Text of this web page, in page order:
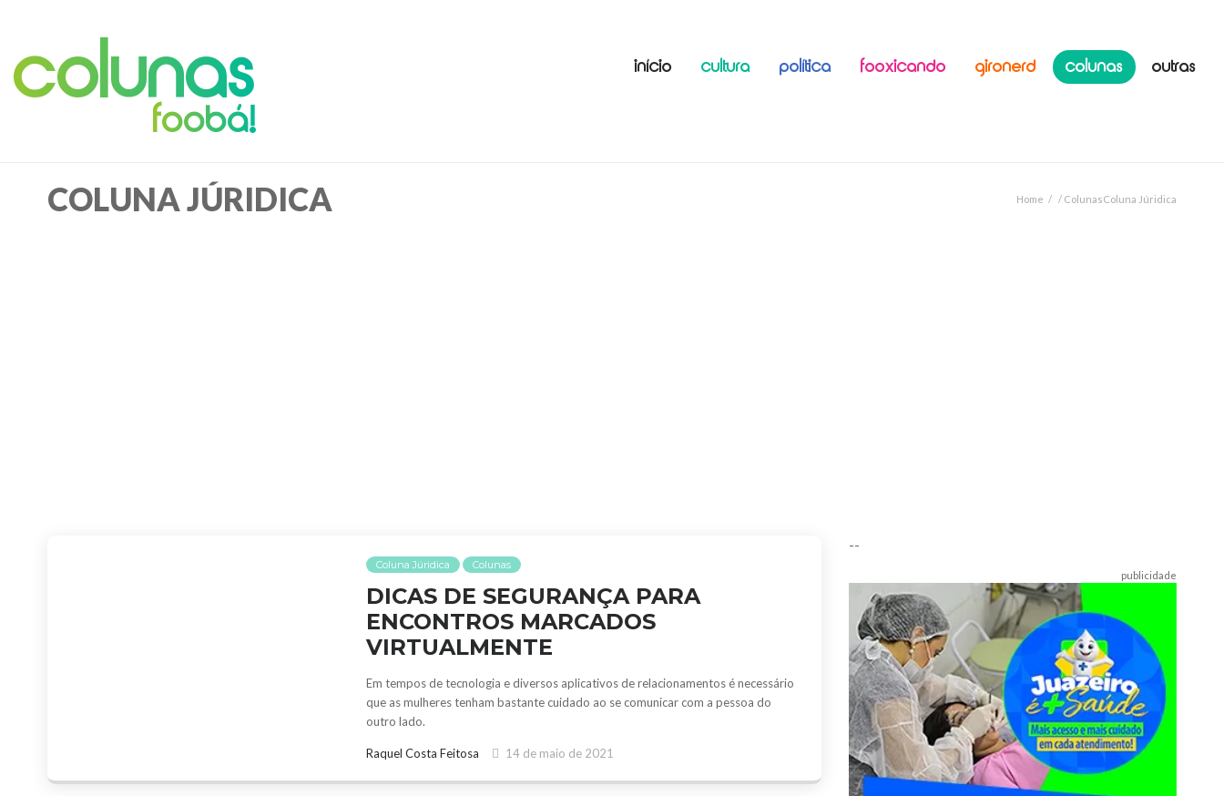
Colunas
foobá!
INÍCIO CULTURA POLÍTICA FOOXICANDO GIRONERD COLUNAS OUTRAS
COLUNA JÚRIDICA Home / ColunasColuna Júridica
Coluna Júridica Colunas
DICAS DE SEGURANÇA PARA
ENCONTROS MARCADOS
VIRTUALMENTE
Em tempos de tecnologia e diversos aplicativos de relacionamentos é necessário
que as mulheres tenham bastante cuidado ao se comunicar com a pessoa do
outro lado.
Raquel Costa Feitosa 14 de maio de 2021
--
publicidade